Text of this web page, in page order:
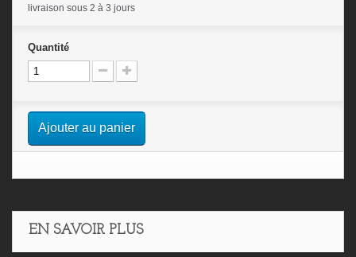
livraison sous 2 à 3 jours
Quantité
Ajouter au panier
EN SAVOIR PLUS